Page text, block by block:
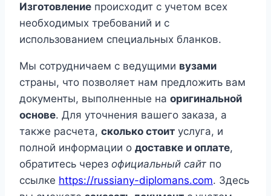
Изготовление происходит с учетом всех
необходимых требований и с
использованием специальных бланков.
Мы сотрудничаем с ведущими вузами
страны, что позволяет нам предложить вам
документы, выполненные на оригинальной
основе. Для уточнения вашего заказа, а
также расчета, сколько стоит услуга, и
полной информации о доставке и оплате,
обратитесь через официальный сайт по
ссылке https://russiany-diplomans.com. Здесь